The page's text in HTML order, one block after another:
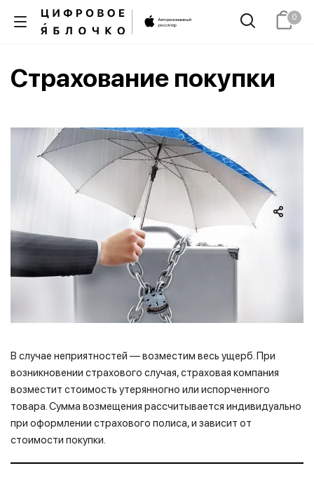
0
Страхование покупки
В случае неприятностей — возместим весь ущерб. При
возникновении страхового случая, страховая компания
возместит стоимость утерянногно или испорченного
товара. Сумма возмещения рассчитывается индивидуально
при оформлении страхового полиса, и зависит от
стоимости покупки.